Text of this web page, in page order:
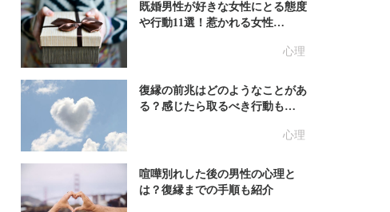
心理
既婚男性が好きな女性にとる態度
や行動11選！惹かれる女性…
心理
復縁の前兆はどのようなことがあ
る？感じたら取るべき行動も…
喧嘩別れした後の男性の心理と
は？復縁までの手順も紹介